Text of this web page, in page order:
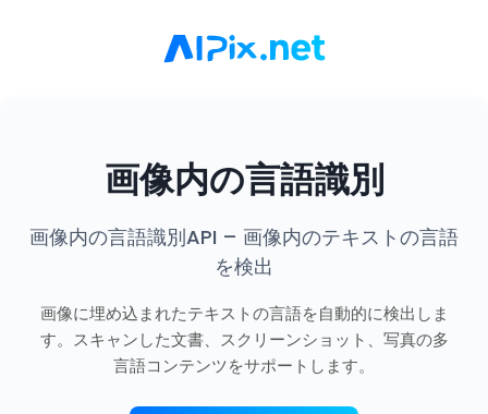
画像内の言語識別
画像内の言語識別API – 画像内のテキストの言語
を検出
画像に埋め込まれたテキストの言語を自動的に検出しま
す。スキャンした文書、スクリーンショット、写真の多
言語コンテンツをサポートします。